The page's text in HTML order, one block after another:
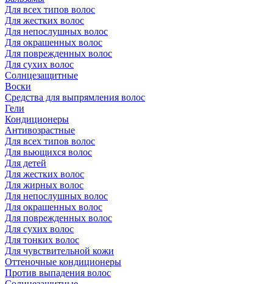
Для всех типов волос
Для жестких волос
Для непослушных волос
Для окрашенных волос
Для поврежденных волос
Для сухих волос
Солнцезащитные
Воски
Средства для выпрямления волос
Гели
Кондиционеры
Антивозрастные
Для всех типов волос
Для вьющихся волос
Для детей
Для жестких волос
Для жирных волос
Для непослушных волос
Для окрашенных волос
Для поврежденных волос
Для сухих волос
Для тонких волос
Для чувствительной кожи
Оттеночные кондиционеры
Против выпадения волос